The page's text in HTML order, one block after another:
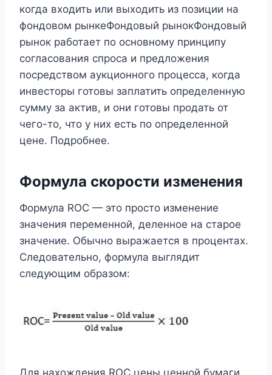
когда входить или выходить из позиции на
фондовом рынкеФондовый рынокФондовый
рынок работает по основному принципу
согласования спроса и предложения
посредством аукционного процесса, когда
инвесторы готовы заплатить определенную
сумму за актив, и они готовы продать от
чего-то, что у них есть по определенной
цене. Подробнее.
Формула скорости изменения
Формула ROC — это просто изменение
значения переменной, деленное на старое
значение. Обычно выражается в процентах.
Следовательно, формула выглядит
следующим образом: